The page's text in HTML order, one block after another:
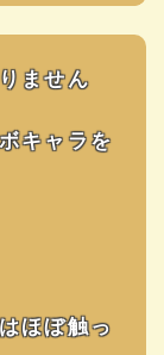
ません
キャラを
ほぼ触っ